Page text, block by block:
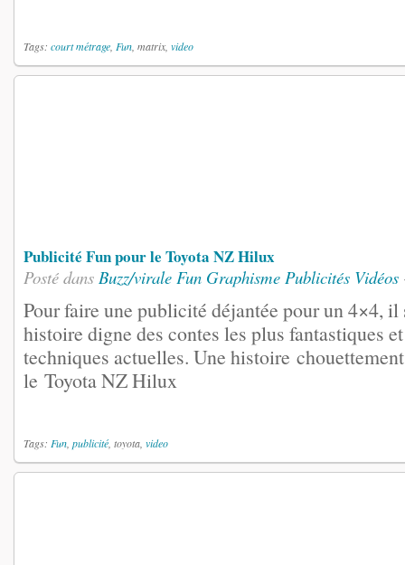
Tags: court métrage Fun , matrix, video
Publicité Fun pour le Toyota NZ Hilux
Posté dans Buzz/virale Fun Graphisme Publicités Vidéos
Pour faire une publicité déjantée pour un 4×4,
histoire digne des contes les plus fantastiques
techniques actuelles. Une histoire
le Toyota NZ Hilux
Tags: Fun publicité , toyota, video